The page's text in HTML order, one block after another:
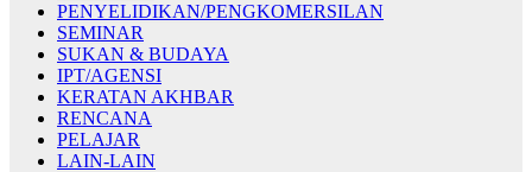
PENYELIDIKAN/PENGKOMERSILAN
SEMINAR
SUKAN & BUDAYA
IPT/AGENSI
KERATAN AKHBAR
RENCANA
PELAJAR
LAIN-LAIN